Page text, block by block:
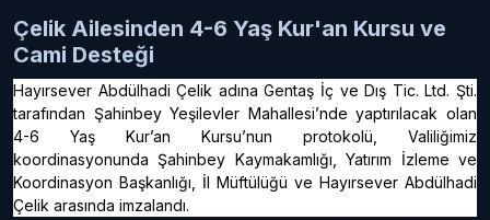
Çelik Ailesinden 4-6 Yaş Kur'an Kursu ve
Cami Desteği
Hayırsever Abdülhadi Çelik adına Gentaş İç ve Dış Tic. Ltd. Şti.
tarafından Şahinbey Yeşilevler Mahallesi’nde yaptırılacak olan
4-6 Yaş Kur’an Kursu’nun protokolü, Valiliğimiz
koordinasyonunda Şahinbey Kaymakamlığı, Yatırım İzleme ve
Koordinasyon Başkanlığı, İl Müftülüğü ve Hayırsever Abdülhadi
Çelik arasında imzalandı.